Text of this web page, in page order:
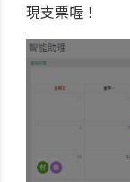
現支票喔！